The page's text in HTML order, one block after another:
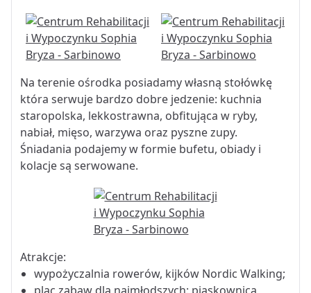
Na terenie ośrodka posiadamy własną stołówkę
która serwuje bardzo dobre jedzenie: kuchnia
staropolska, lekkostrawna, obfitująca w ryby,
nabiał, mięso, warzywa oraz pyszne zupy.
Śniadania podajemy w formie bufetu, obiady i
kolacje są serwowane.
Atrakcje:
wypożyczalnia rowerów, kijków Nordic Walking;